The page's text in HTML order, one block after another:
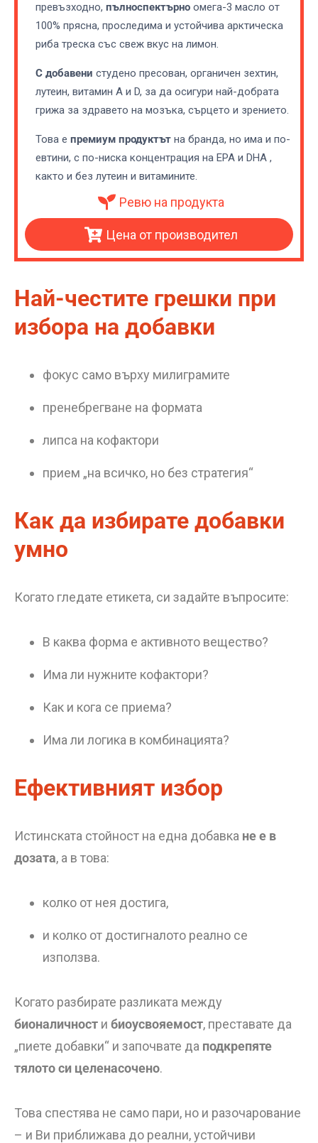
превъзходно, пълноспектърно омега-3 масло от
100% прясна, проследима и устойчива арктическа
риба треска със свеж вкус на лимон.
С добавени студено пресован, органичен зехтин,
лутеин, витамин A и D, за да осигури най-добрата
грижа за здравето на мозъка, сърцето и зрението.
Това е премиум продуктът на бранда, но има и по-
евтини, с по-ниска концентрация на EPA и DHA ,
както и без лутеин и витамините.
Ревю на продукта
Цена от производител
Най-честите грешки при
избора на добавки
фокус само върху милиграмите
пренебрегване на формата
липса на кофактори
прием „на всичко, но без стратегия“
Как да избирате добавки
умно
Когато гледате етикета, си задайте въпросите:
В каква форма е активното вещество?
Има ли нужните кофактори?
Как и кога се приема?
Има ли логика в комбинацията?
Ефективният избор
Истинската стойност на една добавка не е в
дозата, а в това:
колко от нея достига,
и колко от достигналото реално се
използва.
Когато разбирате разликата между
бионаличност и биоусвояемост, преставате да
„пиете добавки“ и започвате да подкрепяте
тялото си целенасочено.
Това спестява не само пари, но и разочарование
– и Ви приближава до реални, устойчиви